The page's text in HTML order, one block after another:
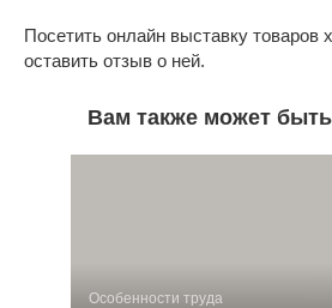
Посетить онлайн выставку товаров
оставить отзыв о ней.
Вам также может
Особенности труда